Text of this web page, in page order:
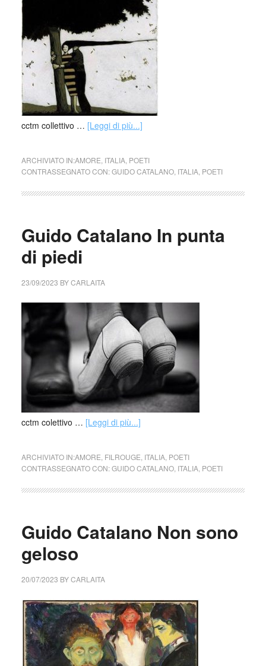
cctm collettivo … [Leggi di più...]
ARCHIVIATO IN:AMORE ITALIA, POETI
CONTRASSEGNATO CON:GUIDO CATALANO, ITALIA, POETI
Guido Catalano In punta
di piedi
23/09/2023 BYCARLAITA
cctm colettivo … [Leggi di più...]
ARCHIVIATO IN:AMORE FILROUGE ITALIA, POETI
CONTRASSEGNATO CON:GUIDO CATALANO, ITALIA, POETI
Guido Catalano Non sono
geloso
20/07/2023 BYCARLAITA